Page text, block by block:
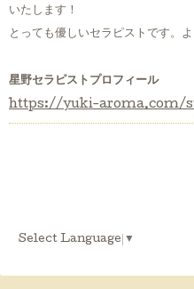
いたします！
とっても優しいセラピストです。
星野セラピストプロフィール
https://yuki-aroma.com/
Select Language ▼